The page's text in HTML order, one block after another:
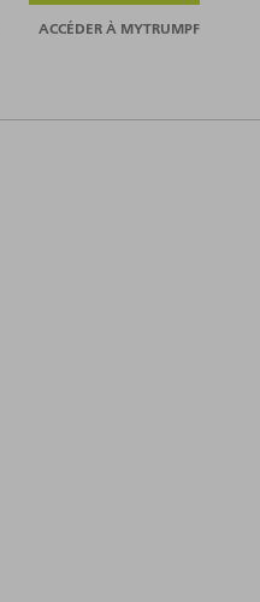
ACCÉDER À MYTRUMPF